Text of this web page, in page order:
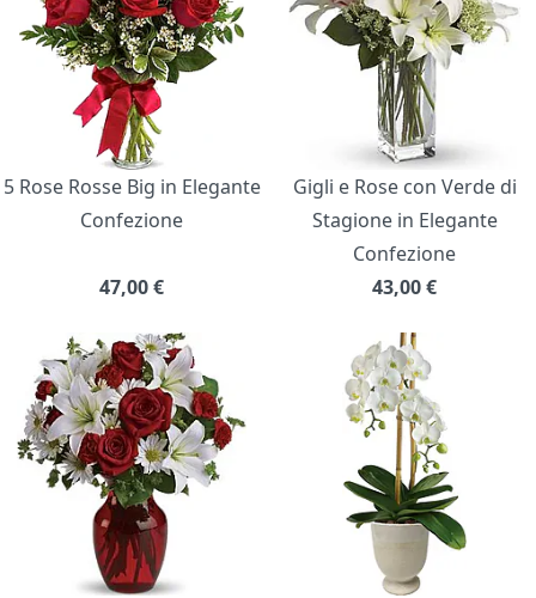
5 Rose Rosse Big in Elegante
Confezione
47,00€
Gigli e Rose con Verde di
Stagione in Elegante
Confezione
43,00€